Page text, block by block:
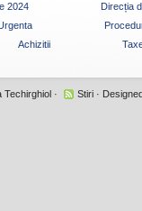
2024
Direcția
Achizitii
Techirghiol · Stiri ·